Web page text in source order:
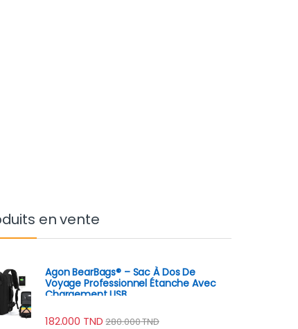
en vente
Agon BearBags® – Sac À Dos De
Voyage Professionnel Étanche Avec
Chargement USB
182.000 TND 280.000TND